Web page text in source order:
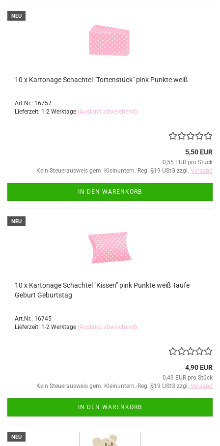
NEU
10 x Kartonage Schachtel "Tortenstück" pink Punkte weiß
Art.Nr.: 16757
Lieferzeit: 1-2 Werktage (Ausland abweichend)
5,50 EUR
0,55 EUR pro Stück
Kein Steuerausweis gem. Kleinuntern.-Reg. §19 UStG zzgl. Versand
IN DEN WARENKORB
NEU
10 x Kartonage Schachtel "Kissen" pink Punkte weiß Taufe
Geburt Geburtstag
Art.Nr.: 16745
Lieferzeit: 1-2 Werktage (Ausland abweichend)
4,90 EUR
0,49 EUR pro Stück
Kein Steuerausweis gem. Kleinuntern.-Reg. §19 UStG zzgl. Versand
IN DEN WARENKORB
NEU